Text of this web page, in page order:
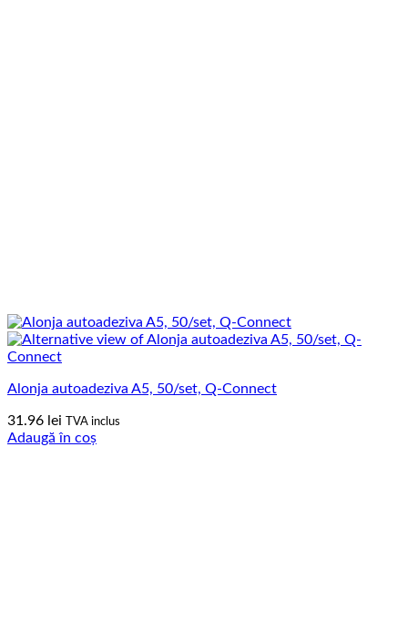
Alonja autoadeziva A5, 50/set, Q-Connect
31.96 lei TVA inclus
Adaugă în coș